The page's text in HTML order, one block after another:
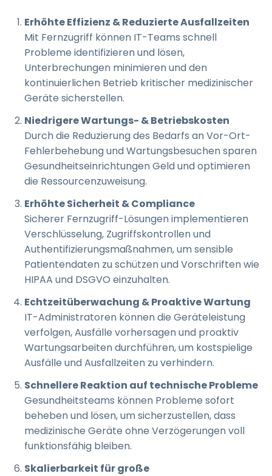
Erhöhte Effizienz & Reduzierte Ausfallzeiten
Mit Fernzugriff können IT-Teams schnell
Probleme identifizieren und lösen,
Unterbrechungen minimieren und den
kontinuierlichen Betrieb kritischer medizinischer
Geräte sicherstellen.
Niedrigere Wartungs- & Betriebskosten
Durch die Reduzierung des Bedarfs an Vor-Ort-
Fehlerbehebung und Wartungsbesuchen sparen
Gesundheitseinrichtungen Geld und optimieren
die Ressourcenzuweisung.
Erhöhte Sicherheit & Compliance
Sicherer Fernzugriff-Lösungen implementieren
Verschlüsselung, Zugriffskontrollen und
Authentifizierungsmaßnahmen, um sensible
Patientendaten zu schützen und Vorschriften wie
HIPAA und DSGVO einzuhalten.
Echtzeitüberwachung & Proaktive Wartung
IT-Administratoren können die Geräteleistung
verfolgen, Ausfälle vorhersagen und proaktiv
Wartungsarbeiten durchführen, um kostspielige
Ausfälle und Ausfallzeiten zu verhindern.
Schnellere Reaktion auf technische Probleme
Gesundheitsteams können Probleme sofort
beheben und lösen, um sicherzustellen, dass
medizinische Geräte ohne Verzögerungen voll
funktionsfähig bleiben.
Skalierbarkeit für große